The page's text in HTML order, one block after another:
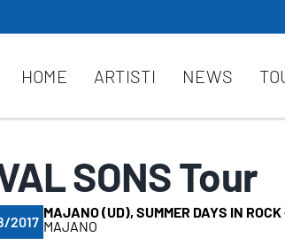
HOME ARTISTI NEWS
SONS Tour
2017
MAJANO (UD), SUMMER DAYS IN
MAJANO